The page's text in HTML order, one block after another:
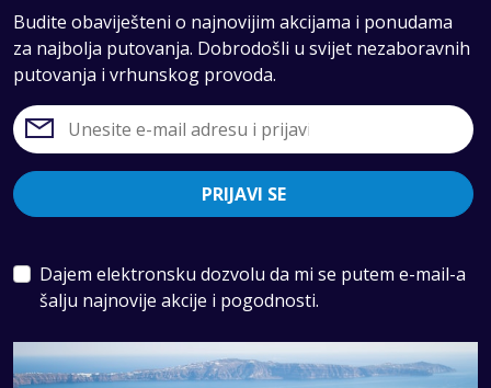
Budite obaviješteni o najnovijim akcijama i ponudama
za najbolja putovanja. Dobrodošli u svijet nezaboravnih
putovanja i vrhunskog provoda.
PRIJAVI SE
Dajem elektronsku dozvolu da mi se putem e-mail-a
šalju najnovije akcije i pogodnosti.